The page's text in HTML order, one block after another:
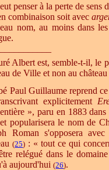
penser à la perte de sens
combinaison soit avec
nom, au moins dans
Albert est, semble-t-il, le
de Ville et non au château
Paul Guillaume reprend
explicitement
», paru en 1883
popularisera le nom de
Roman s'opposera
(25) : « tout ce qui
relégué dans le
aujourd'hui(26).